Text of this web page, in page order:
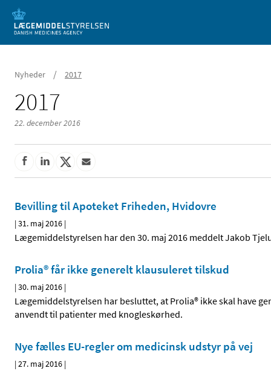
Mobil visning
Nyheder / 2017
2017
22. december 2016
Bevilling til Apoteket Friheden, Hvidovre
|31. maj 2016 |
Lægemiddelstyrelsen har den 30. maj 2016 meddelt Jakob
Prolia® får ikke generelt klausuleret tilskud
|30. maj 2016 |
Lægemiddelstyrelsen har besluttet, at Prolia® ikke skal have
anvendt til patienter med knogleskørhed.
Nye fælles EU-regler om medicinsk udstyr på vej
|27. maj 2016 |